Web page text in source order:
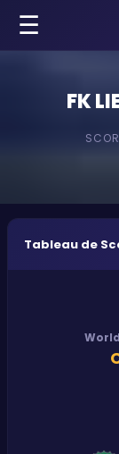
☰
FK
Tableau de
World